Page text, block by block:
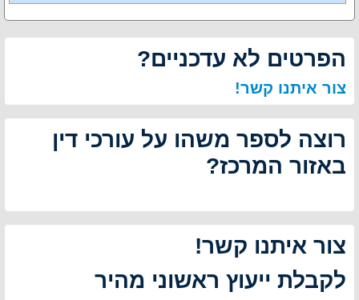
הפרטים לא עדכניים?
צור איתנו קשר!
רוצה לספר משהו על עורכי דין
באזור המרכז?
צור איתנו קשר!
לקבלת ייעוץ ראשוני מהיר